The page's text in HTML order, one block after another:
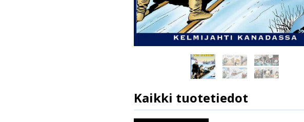
Kaikki tuotetiedot
ISBN
9789522332547